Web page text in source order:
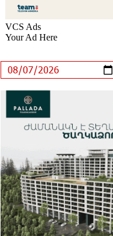
будет уже поздно
Геноцида армян
то что для него
ВТБ (Армения):
и оформление в
приложении
Платформа
Startup Summit: